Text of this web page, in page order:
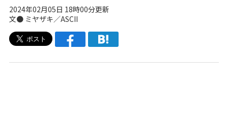
2024年02月05日 18時00分更新
文● ミヤザキ／ASCII